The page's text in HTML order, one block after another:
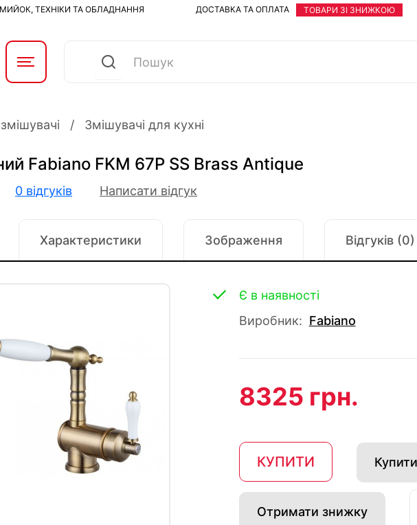
ТЕХНІКИ ТА ОБЛАДНАННЯ ДОСТАВКА ТА ОПЛАТА ТОВАРИ ЗІ ЗНИЖКОЮ
Змішувачі для кухні
Fabiano FKM 67P SS Brass Antique
0 відгуків Написати відгук
Характеристики Зображення Відгуків (0)
Є в наявності
Виробник: Fabiano
8325 грн.
КУПИТИ
Отримати знижку